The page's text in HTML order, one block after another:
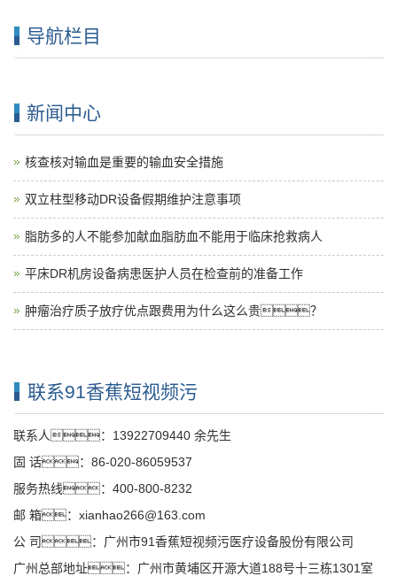
导航栏目
新闻中心
核查核对输血是重要的输血安全措施
双立柱型移动DR设备假期维护注意事项
脂肪多的人不能参加献血脂肪血不能用于临床抢救病人
肿瘤治疗质子放疗优点跟费用为什么这么贵？
联系91香蕉短视频污
联系人：13922709440 余先生
固 话：86-020-86059537
服务热线：400-800-8232